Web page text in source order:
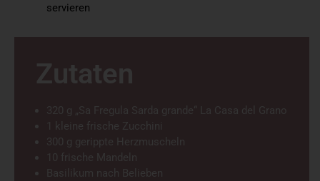
servieren
Zutaten
320 g „Sa Fregula Sarda grande“ La Casa del Grano
1 kleine frische Zucchini
300 g gerippte Herzmuscheln
10 frische Mandeln
Basilikum nach Belieben